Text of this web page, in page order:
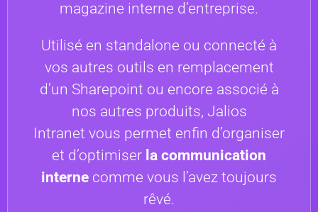
magazine interne d’entreprise.
Utilisé en standalone ou connecté à
vos autres outils en remplacement
d’un Sharepoint ou encore associé à
nos autres produits, Jalios
Intranet vous permet enfin d’organiser
et d’optimiser la communication
interne comme vous l’avez toujours
rêvé.